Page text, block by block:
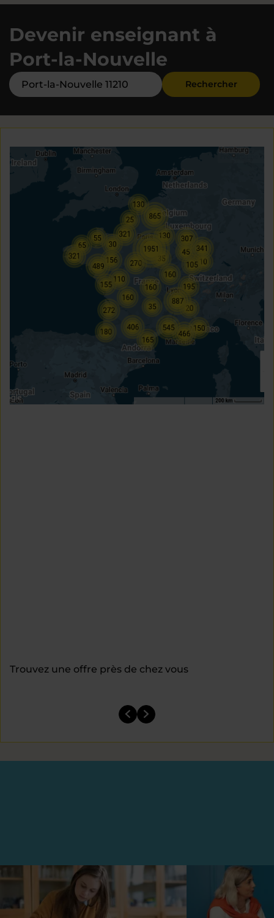
Devenir enseignant à
Port-la-Nouvelle
Rechercher
Trouvez une offre près de chez vous